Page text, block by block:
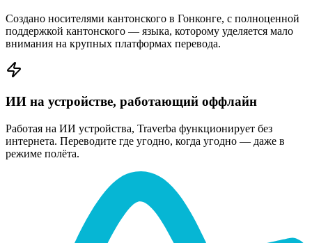
Создано носителями кантонского в Гонконге, с полноценной
поддержкой кантонского — языка, которому уделяется мало
внимания на крупных платформах перевода.
ИИ на устройстве, работающий оффлайн
Работая на ИИ устройства, Traverba функционирует без
интернета. Переводите где угодно, когда угодно — даже в
режиме полёта.